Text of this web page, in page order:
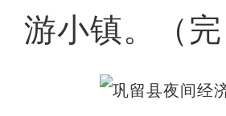
游小镇。（完